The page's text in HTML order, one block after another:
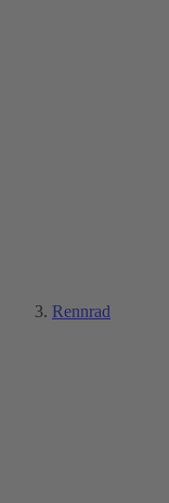
Rennrad